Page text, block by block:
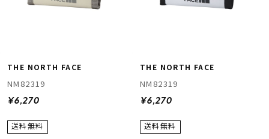
THE NORTH FACE
NM82319
¥6,270
THE NORTH FACE
NM82319
¥6,270